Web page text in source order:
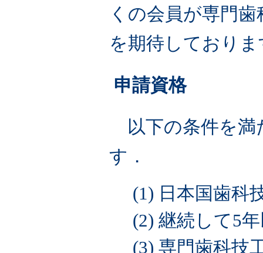
くの会員が専門
を期待しておりま
申請資格
以下の条件を満
す．
(1) 日本国歯科
(2) 継続して5
(3) 専門歯科技